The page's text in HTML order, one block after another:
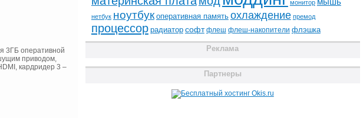
3ГБ оперативной
приводом,
кардридер 3 –
монитор
нетбук ноутбук оперативная память охлаждение премод
процессор радиатор софт флеш флеш-накопители флэшка
Реклама
Партнеры